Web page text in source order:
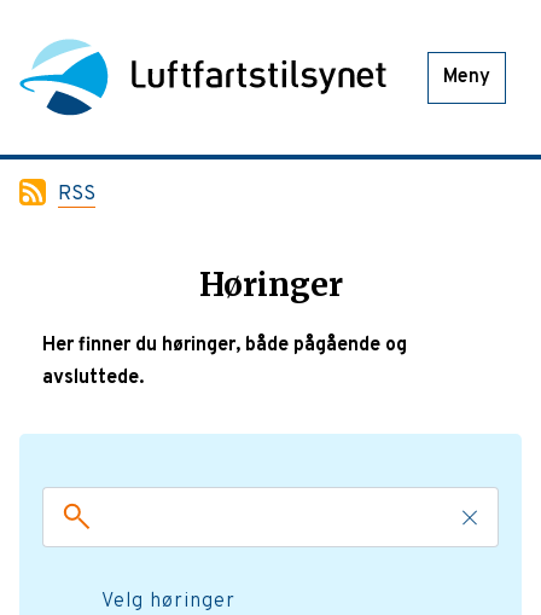
Meny
RSS
Høringer
Her finner du høringer, både pågående og
avsluttede.
Velg høringer